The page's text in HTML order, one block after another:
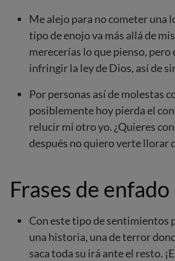
Me alejo para no cometer una
tipo de enojo va más allá de
merecerías lo que pienso,
infringir la ley de Dios, así de
Por personas así de molestas
posiblemente hoy pierda el
relucir mi otro yo. ¿Quieres
después no quiero verte llorar
Frases de enfado
Con este tipo de sentimientos
una historia, una de terror
saca toda su irá ante el resto.